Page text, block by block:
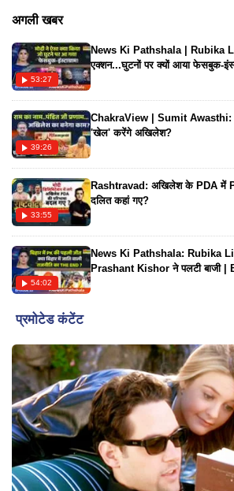
अगली खबर
53:27
News Ki Pathshala | Rubika
एक्शन...घुटनों पर क्यों
39:26
ChakraView | Sumit Awasthi:
'खेल' करेंगे अखिलेश?
33:55
Rashtravad: अखिलेश के PDA में
दलित कहां गए?
54:02
News Ki Pathshala: Rubika
Prashant Kishor ने पलटी बाजी